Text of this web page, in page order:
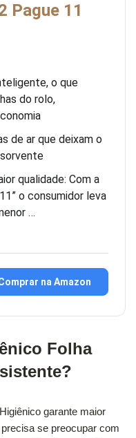
Pague 11
o que
do rolo,
de ar que deixam o
qualidade: Com a
o consumidor leva
…
na Amazon
Folha
garante maior
se preocupar com